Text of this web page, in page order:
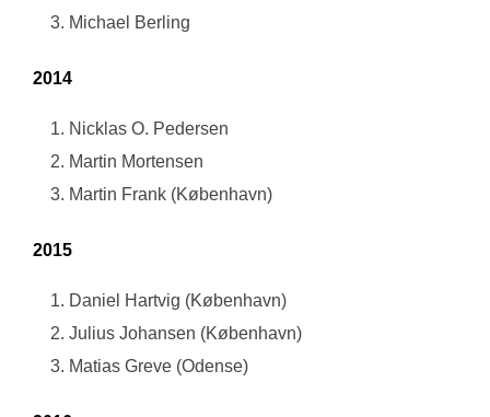
Michael Berling
2014
Nicklas O. Pedersen
Martin Mortensen
Martin Frank (København)
2015
Daniel Hartvig (København)
Julius Johansen (København)
Matias Greve (Odense)